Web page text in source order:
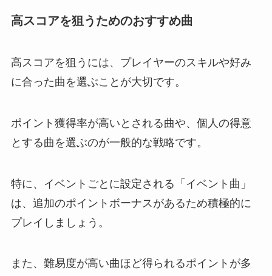
高スコアを狙うためのおすすめ曲
高スコアを狙うには、プレイヤーのスキルや好み
に合った曲を選ぶことが大切です。
ポイント獲得率が高いとされる曲や、個人の得意
とする曲を選ぶのが一般的な戦略です。
特に、イベントごとに設定される「イベント曲」
は、追加のポイントボーナスがあるため積極的に
プレイしましょう。
また、難易度が高い曲ほど得られるポイントが多